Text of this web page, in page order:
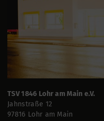
TSV 1846 Lohr am Main e.V.
Jahnstraße 12
97816 Lohr am Main